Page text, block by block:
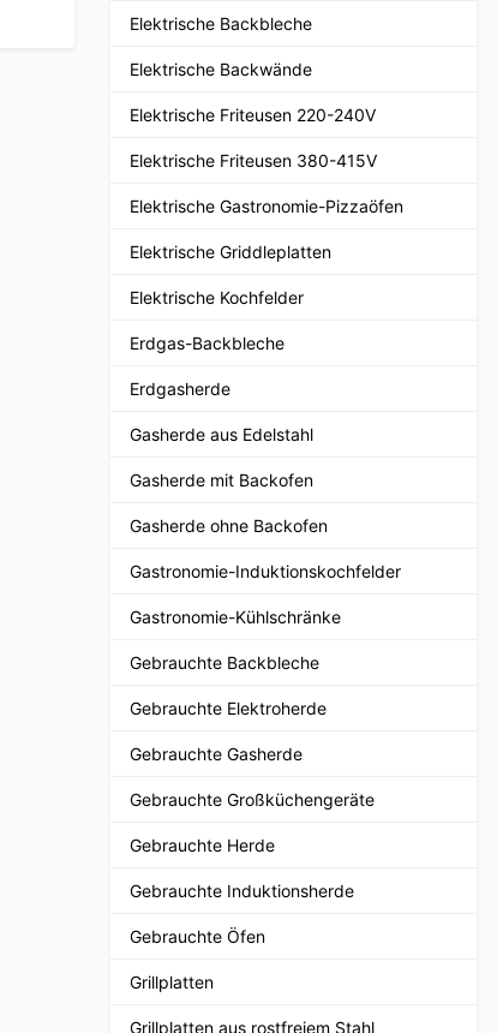
Elektrische Backbleche
Elektrische Backwände
Elektrische Friteusen 220-240V
Elektrische Friteusen 380-415V
Elektrische Gastronomie-Pizzaöfen
Elektrische Griddleplatten
Elektrische Kochfelder
Erdgas-Backbleche
Erdgasherde
Gasherde aus Edelstahl
Gasherde mit Backofen
Gasherde ohne Backofen
Gastronomie-Induktionskochfelder
Gastronomie-Kühlschränke
Gebrauchte Backbleche
Gebrauchte Elektroherde
Gebrauchte Gasherde
Gebrauchte Großküchengeräte
Gebrauchte Herde
Gebrauchte Induktionsherde
Gebrauchte Öfen
Grillplatten
Grillplatten aus rostfreiem Stahl